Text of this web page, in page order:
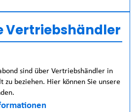
Vertriebshändler
sind über Vertriebshändler in
zu beziehen. Hier können Sie unsere